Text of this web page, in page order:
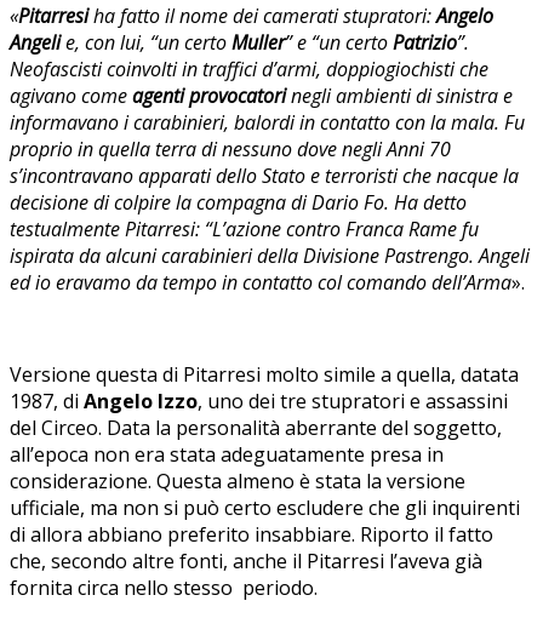
«Pitarresiha fatto il nome dei camerati stupratori:Angelo
Angelie, con lui, “un certoMuller” e “un certoPatrizio”.
Neofascisti coinvolti in traffici d’armi, doppiogiochisti che
agivano comeagenti provocatorinegli ambienti di sinistra e
informavano i carabinieri, balordi in contatto con la mala. Fu
proprio in quella terra di nessuno dove negli Anni 70
s’incontravano apparati dello Stato e terroristi che nacque la
decisione di colpire la compagna di Dario Fo. Ha detto
testualmente Pitarresi: “L’azione contro Franca Rame fu
ispirata da alcuni carabinieri della Divisione Pastrengo. Angeli
ed io eravamo da tempo in contatto col comandodell’Arma».
Versione questa di Pitarresi molto simile a quella, datata
1987, di Angelo Izzo, uno dei tre stupratori e assassini
del Circeo. Data la personalità aberrante del soggetto,
all’epoca non era stata adeguatamente presa in
considerazione. Questa almeno è stata la versione
ufficiale, ma non si può certo escludere che gli inquirenti
di allora abbiano preferito insabbiare. Riporto il fatto
che, secondo altre fonti, anche il Pitarresi l’aveva già
fornita circa nello stesso periodo.